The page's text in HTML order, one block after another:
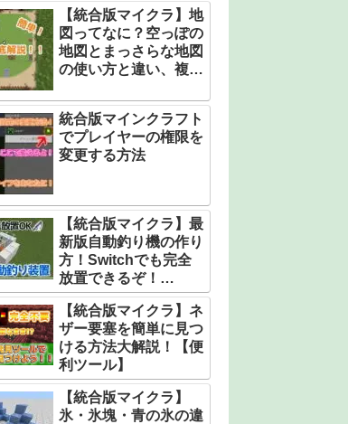
【統合版マイクラ】地
図ってなに？空っぽの
地図とまっさらな地図
の使い方と違い、複製
統合版マインクラフト
でプレイヤーの権限を
変更する方法
【統合版マイクラ】最
新版自動釣り機の作り
方！Switchでも完全
放置できるぞ！
【v1.21.1対応】
【統合版マイクラ】ネ
ザー要塞を簡単に見つ
ける方法大解説！【便
利ツール】
【統合版マイクラ】
氷・氷塊・青の氷の違